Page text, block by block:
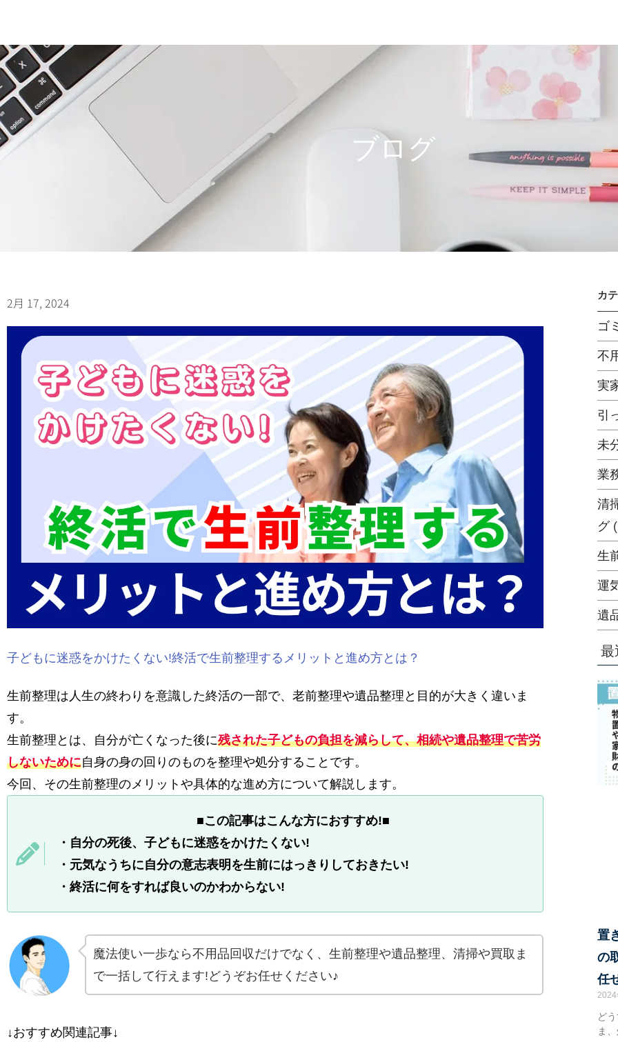
ブログ
2月 17, 2024
子どもに迷惑をかけたくない!終活で生前整理するメリットと進め方とは？
生前整理は人生の終わりを意識した終活の一部で、老前整理や遺品整理と目的が大きく違いま
す。
生前整理とは、自分が亡くなった後に残された子どもの負担を減らして、相続や遺品整理で苦労
しないために自身の身の回りのものを整理や処分することです。
今回、その生前整理のメリットや具体的な進め方について解説します。
■この記事はこんな方におすすめ!■
・ 自分の死後、子どもに迷惑をかけたくない!
・元気なうちに自分の意志表明を生前にはっきりしておきたい!
・終活に何をすれば良いのかわからない!
魔法使い一歩なら不用品回収だけでなく、生前整理や遺品整理、清掃や買取ま
で一括して行えます!どうぞお任せください♪
↓おすすめ関連記事↓
カ
ゴ
不
実
引
未
業
清
グ
生
運
遺
最
置
の
任
ど
ま